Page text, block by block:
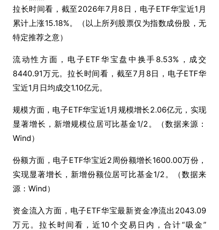
拉长时间看，截至2026年7月8日，电子ETF华宝近1月
累计上涨15.18%。（以上所列股票仅为指数成份股，无
特定推荐之意）
流动性方面，电子ETF华宝盘中换手8.53%，成交
8440.91万元。拉长时间看，截至7月8日，电子ETF华
宝近1月日均成交1.10亿元。
规模方面，电子ETF华宝近1月规模增长2.06亿元，实现
显著增长，新增规模位居可比基金1/2。（数据来源：
Wind）
份额方面，电子ETF华宝近2周份额增长1600.00万份，
实现显著增长，新增份额位居可比基金1/2。（数据来
源：Wind）
资金流入方面，电子ETF华宝最新资金净流出2043.09
万元。拉长时间看，近10个交易日内，合计“吸金”